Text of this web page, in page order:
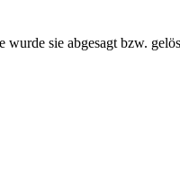
sie abgesagt bzw.